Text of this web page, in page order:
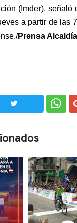
(Imder),
a partir de las
Prensa